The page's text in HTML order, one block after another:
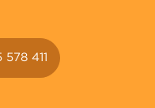
578 411